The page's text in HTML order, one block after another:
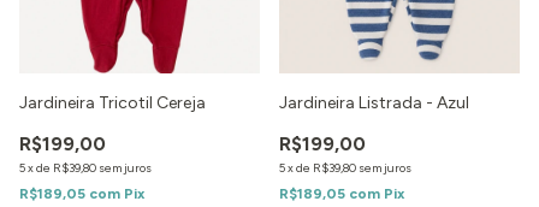
Jardineira Tricotil Cereja
R$199,00
5xde R$39,80 sem juros
R$189,05 com Pix
Jardineira Listrada - Azul
R$199,00
5xde R$39,80 sem juros
R$189,05 com Pix